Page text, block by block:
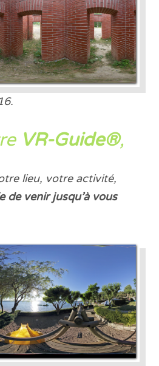
VR-Guide®,
lieu, votre activité,
de venir jusqu’à vous